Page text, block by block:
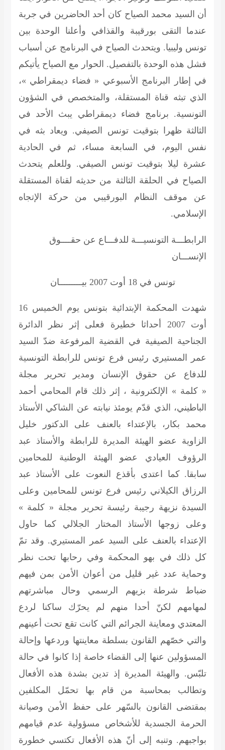
أن السيد محمد الصياح كان أحد الحاضرين في جربة
عندما التقى بورقيبة والقذافي وأعلنا الوحدة بين
تونس وليبيا. ويتحدث الصياح في البرنامج عن أسباب
فشل هذه الوحدة بالتفصيل. الحوار مع الصياح يأتيكم
في إطار البرنامج الأسبوعي « فضاء ديمقراطي »،
الذي تبثه قناة المستقلة، والمتخصص في الشؤون
التونسية. برنامج فضاء ديمقراطي يبث الأحد في
الثالثة ظهرا بتوقيت تونس الصيفي. ويعاد بثه في
نفس اليوم، في السابعة مساء، ثم في الحادية
عشرة ليلا بتوقيت تونس الصيفي. وللعلم يتحدث
الصياح في الحلقة الثالثة من حديثه لقناة المستقلة
عن موقف النظام البورقيبي من حركة الإتجاه
الإسلامي.
الرابطـــة التونسيـــة للدفـــاع عن حقــــوق
الإنســـان
تونس في 18 أوت 2007 بيـــــــــان
شهدت المحكمة الإبتدائية بتونس يوم الخميس 16
أوت 2007 أحداثا خطيرة فعلى إثر نظر الدائرة
الجناحية الصيفية في القضية المرفوعة ضدّ السيد
عمر المستيري رئيس فرع تونس للرابطة التونسية
للدفاع عن حقوق الإنسان ومدير تحرير مجلة
« كلمة » الإلكترونية ، إثر ذلك قام المحامي أحمد
الباطيني، الذي قدّم يومئذ نيابته عن الشاكي الأستاذ
محمد بكار، بالإعتداء بالعنف على الدكتور خليل
الزاوية عضو الهيئة المديرة للرابطة والأستاذ عبد
الرؤوف العيادي عضو الهيئة الوطنية للمحامين
سابقا. كما اعتدى بأقذع النعوت على الأستاذ عبد
الرزاق الكيلاني رئيس فرع تونس للمحامين وعلى
السيدة نزيهة رجيبة رئيسة تحرير مجلة « كلمة »
وعلى زوجها الأستاذ المختار الجلالي كما حاول
الإعتداء بالعنف على السيد عمر المستيري. وقد تمّ
كل ذلك في بهو المحكمة وفي رحابها تحت نظر
وحماية عدد غير قليل من أعوان الأمن بمن فيهم
ضباط شرطة بزيهم الرسمي وحال مباشرتهم
لمهامهم لكنّ أحدا منهم لم يحرّك ساكنا لردع
المعتدي ومعاينة الجرائم التي كانت تقع تحت أعينهم
والتي خصّهم القانون بسلطة معاينتها وردعها وإحالة
المسؤولين عنها إلى القضاء خاصة إذا كانوا في حالة
تلبّس. والهيئة المديرة إذ تدين بشدة هذه الأفعال
وتطالب بمحاسبة من قام بها تحمّل المكلفين
بمقتضى القانون بالسّهر على حفظ الأمن وصيانة
الحرمة الجسدية للأشخاص مسؤولية عدم قيامهم
بواجبهم. وتنبه إلى أنّ هذه الأفعال تكتسي خطورة